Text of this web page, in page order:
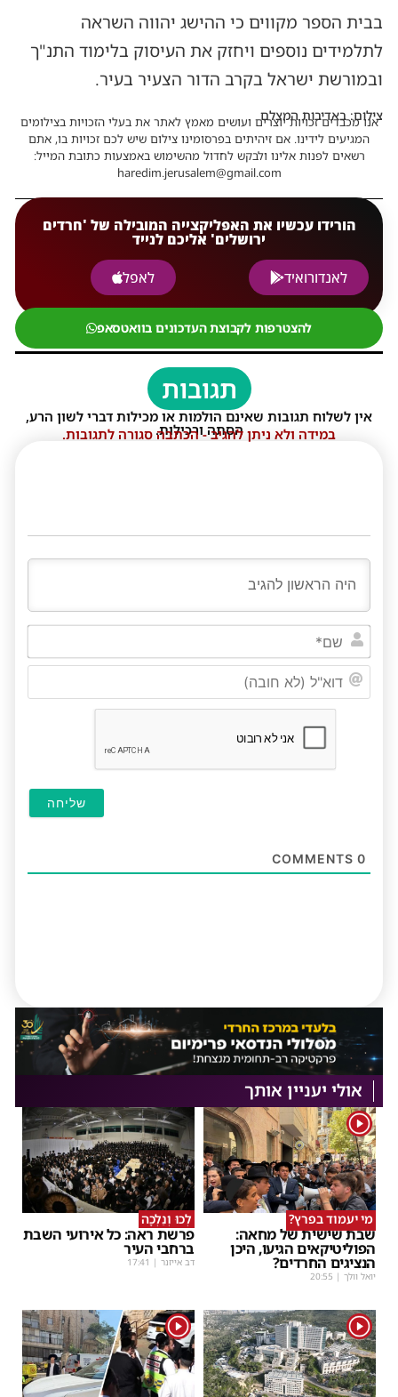
בבית הספר מקווים כי ההישג יהווה השראה
לתלמידים נוספים ויחזק את העיסוק בלימוד התנ"ך
ובמורשת ישראל בקרב הדור הצעיר בעיר.
צילום: באדיבות המצלם
אנו מכבדים זכויות יוצרים ועושים מאמץ לאתר את בעלי הזכויות בצילומים
המגיעים לידינו. אם זיהיתים בפרסומינו צילום שיש לכם זכויות בו, אתם
רשאים לפנות אלינו ולבקש לחדול מהשימוש באמצעות כתובת המייל:
haredim.jerusalem@gmail.com
הורידו עכשיו את האפליקצייה המובילה של 'חרדים
ירושלים' אליכם לנייד
לאנדורואיד
לאפל
להצטרפות לקבוצת העדכונים בוואטסאפ
תגובות
אין לשלוח תגובות שאינם הולמות או מכילות דברי לשון הרע,
הסתה ורכילות.
במידה ולא ניתן להגיב - הכתבה סגורה לתגובות.
שם*
0
אולי יעניין אותך
1
מי יעמוד בפרץ?
שבת שישית של מחאה:
הפוליטיקאים הגיעו, היכן
הנציגים החרדים?
יואל וולך |
20:55
לְכוּ וְנֵלְכָה
פרשת ראה: כל אירועי השבת
ברחבי העיר
דב אייזנר |
17:41
1
1